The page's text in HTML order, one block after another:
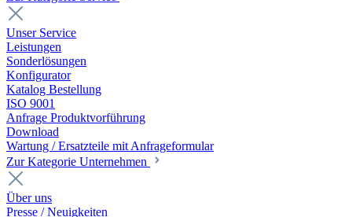
Unser Service
Leistungen
Sonderlösungen
Konfigurator
Katalog Bestellung
ISO 9001
Anfrage Produktvorführung
Download
Wartung / Ersatzteile mit Anfrageformular
Zur Kategorie Unternehmen
Über uns
Presse / Neuigkeiten